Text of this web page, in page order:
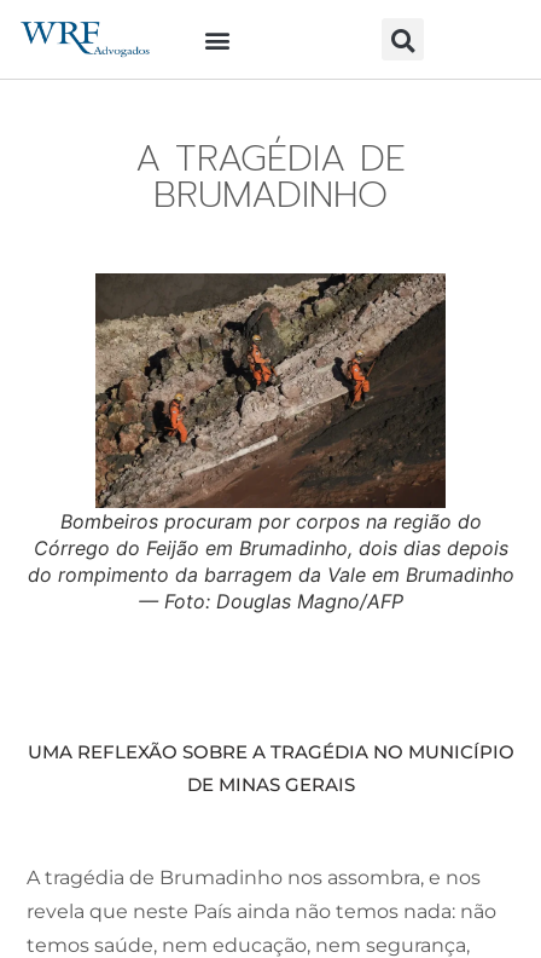
A TRAGÉDIA DE
BRUMADINHO
Bombeiros procuram por corpos na região do
Córrego do Feijão em Brumadinho, dois dias depois
do rompimento da barragem da Vale em Brumadinho
— Foto: Douglas Magno/AFP
UMA REFLEXÃO SOBRE A TRAGÉDIA NO MUNICÍPIO
DE MINAS GERAIS
A tragédia de Brumadinho nos assombra, e nos
revela que neste País ainda não temos nada: não
temos saúde, nem educação, nem segurança,